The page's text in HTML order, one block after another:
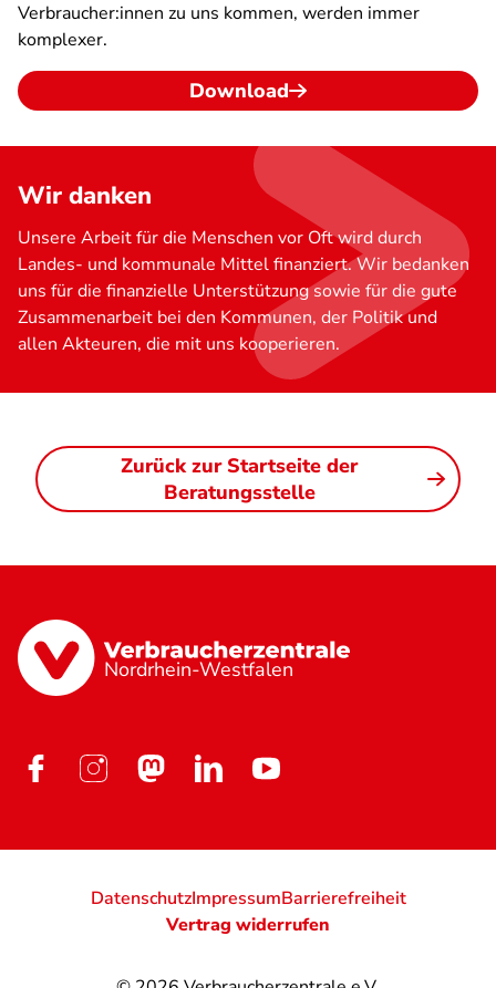
Verbraucher:innen zu uns kommen, werden immer
komplexer.
Download
Wir danken
Unsere Arbeit für die Menschen vor Oft wird durch
Landes- und kommunale Mittel finanziert. Wir bedanken
uns für die finanzielle Unterstützung sowie für die gute
Zusammenarbeit bei den Kommunen, der Politik und
allen Akteuren, die mit uns kooperieren.
Zurück zur Startseite der
Beratungsstelle
Nordrhein-Westfalen
DatenschutzImpressumBarrierefreiheit
Vertrag widerrufen